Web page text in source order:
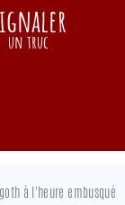
un truc
à l'heure embusqué